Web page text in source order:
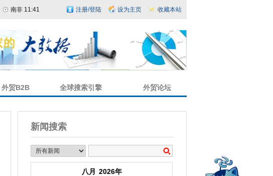
南非 11:41 注册/登陆 设为主页 收藏本站
外贸B2B 全球搜索引擎 外贸论坛
新闻搜索
八月 2026年